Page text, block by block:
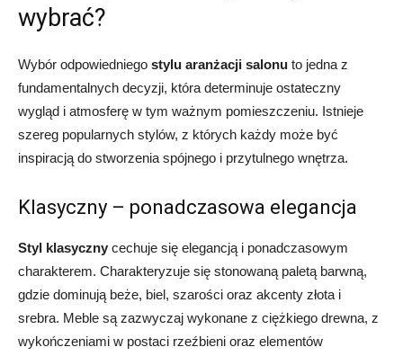
wybrać?
Wybór odpowiedniego stylu aranżacji salonu to jedna z
fundamentalnych decyzji, która determinuje ostateczny
wygląd i atmosferę w tym ważnym pomieszczeniu. Istnieje
szereg popularnych stylów, z których każdy może być
inspiracją do stworzenia spójnego i przytulnego wnętrza.
Klasyczny – ponadczasowa elegancja
Styl klasyczny cechuje się elegancją i ponadczasowym
charakterem. Charakteryzuje się stonowaną paletą barwną,
gdzie dominują beże, biel, szarości oraz akcenty złota i
srebra. Meble są zazwyczaj wykonane z ciężkiego drewna, z
wykończeniami w postaci rzeźbieni oraz elementów